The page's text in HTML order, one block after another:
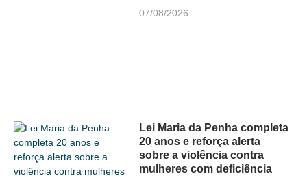
07/08/2026
Lei Maria da Penha completa
20 anos e reforça alerta
sobre a violência contra
mulheres com deficiência